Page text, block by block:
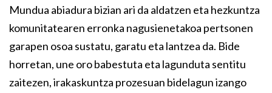
Mundua abiadura bizian ari da aldatzen eta hezkuntza
komunitatearen erronka nagusienetakoa pertsonen
garapen osoa sustatu, garatu eta lantzea da. Bide
horretan, une oro babestuta eta lagunduta sentitu
zaitezen, irakaskuntza prozesuan bidelagun izango